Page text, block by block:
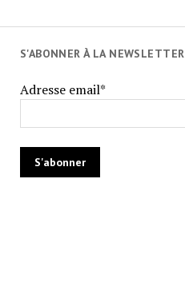
S'ABONNER À LA NEWSLETTER
Adresse email*